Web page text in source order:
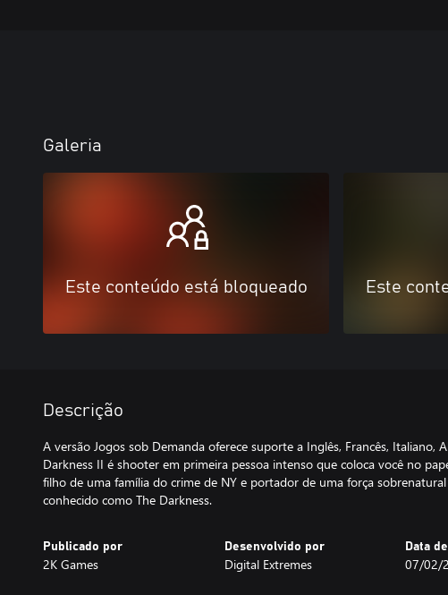
Galeria
Este conteúdo está bloqueado Este
Descrição
A versão Jogos sob Demanda oferece suporte a Inglês, Francês, Italiano,
Darkness II é shooter em primeira pessoa intenso que coloca você no
filho de uma família do crime de NY e portador de uma força
conhecido como The Darkness.
Publicado por
2K Games
Desenvolvido por
Digital Extremes
Data
07/02/